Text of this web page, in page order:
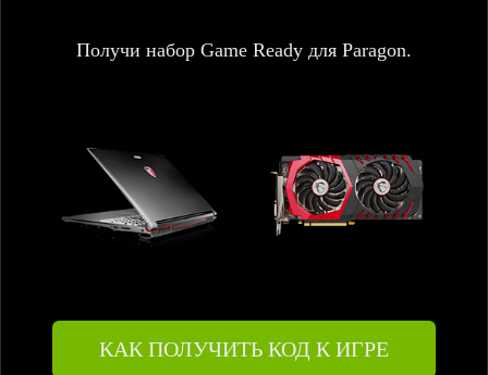
Получи набор Game Ready для Paragon.
КАК ПОЛУЧИТЬ КОД К ИГРЕ